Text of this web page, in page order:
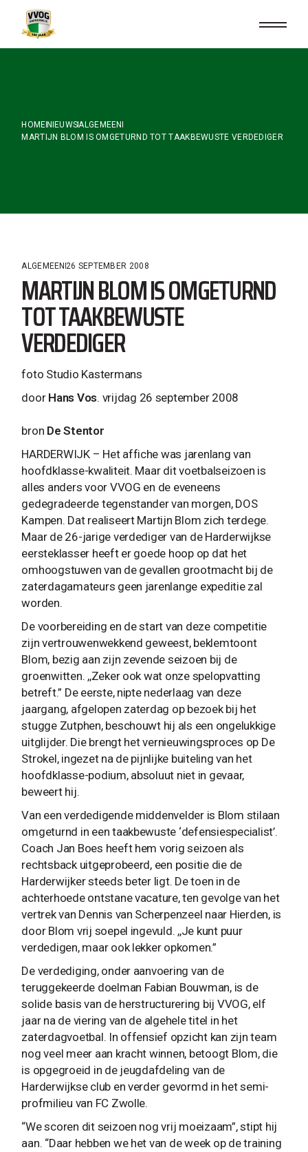
content
HOME NIEUWSALGEMEEN
MARTIJN BLOM IS OMGETURND TOT TAAKBEWUSTE VERDEDIGER
ALGEMEEN 26 SEPTEMBER 2008
MARTIJN BLOM IS OMGETURND
TOT TAAKBEWUSTE
VERDEDIGER
foto Studio Kastermans
door Hans Vos. vrijdag 26 september 2008
bron De Stentor
HARDERWIJK – Het affiche was jarenlang van
hoofdklasse-kwaliteit. Maar dit voetbalseizoen is
alles anders voor VVOG en de eveneens
gedegradeerde tegenstander van morgen, DOS
Kampen. Dat realiseert Martijn Blom zich terdege.
Maar de 26-jarige verdediger van de Harderwijkse
eersteklasser heeft er goede hoop op dat het
omhoogstuwen van de gevallen grootmacht bij de
zaterdagamateurs geen jarenlange expeditie zal
worden.
De voorbereiding en de start van deze competitie
zijn vertrouwenwekkend geweest, beklemtoont
Blom, bezig aan zijn zevende seizoen bij de
groenwitten. ,,Zeker ook wat onze spelopvatting
betreft.” De eerste, nipte nederlaag van deze
jaargang, afgelopen zaterdag op bezoek bij het
stugge Zutphen, beschouwt hij als een ongelukkige
uitglijder. Die brengt het vernieuwingsproces op De
Strokel, ingezet na de pijnlijke buiteling van het
hoofdklasse-podium, absoluut niet in gevaar,
beweert hij.
Van een verdedigende middenvelder is Blom stilaan
omgeturnd in een taakbewuste ‘defensiespecialist’.
Coach Jan Boes heeft hem vorig seizoen als
rechtsback uitgeprobeerd, een positie die de
Harderwijker steeds beter ligt. De toen in de
achterhoede ontstane vacature, ten gevolge van het
vertrek van Dennis van Scherpenzeel naar Hierden, is
door Blom vrij soepel ingevuld. ,,Je kunt puur
verdedigen, maar ook lekker opkomen.”
De verdediging, onder aanvoering van de
teruggekeerde doelman Fabian Bouwman, is de
solide basis van de herstructurering bij VVOG, elf
jaar na de viering van de algehele titel in het
zaterdagvoetbal. In offensief opzicht kan zijn team
nog veel meer aan kracht winnen, betoogt Blom, die
is opgegroeid in de jeugdafdeling van de
Harderwijkse club en verder gevormd in het semi-
profmilieu van FC Zwolle.
“We scoren dit seizoen nog vrij moeizaam”, stipt hij
aan. “Daar hebben we het van de week op de training